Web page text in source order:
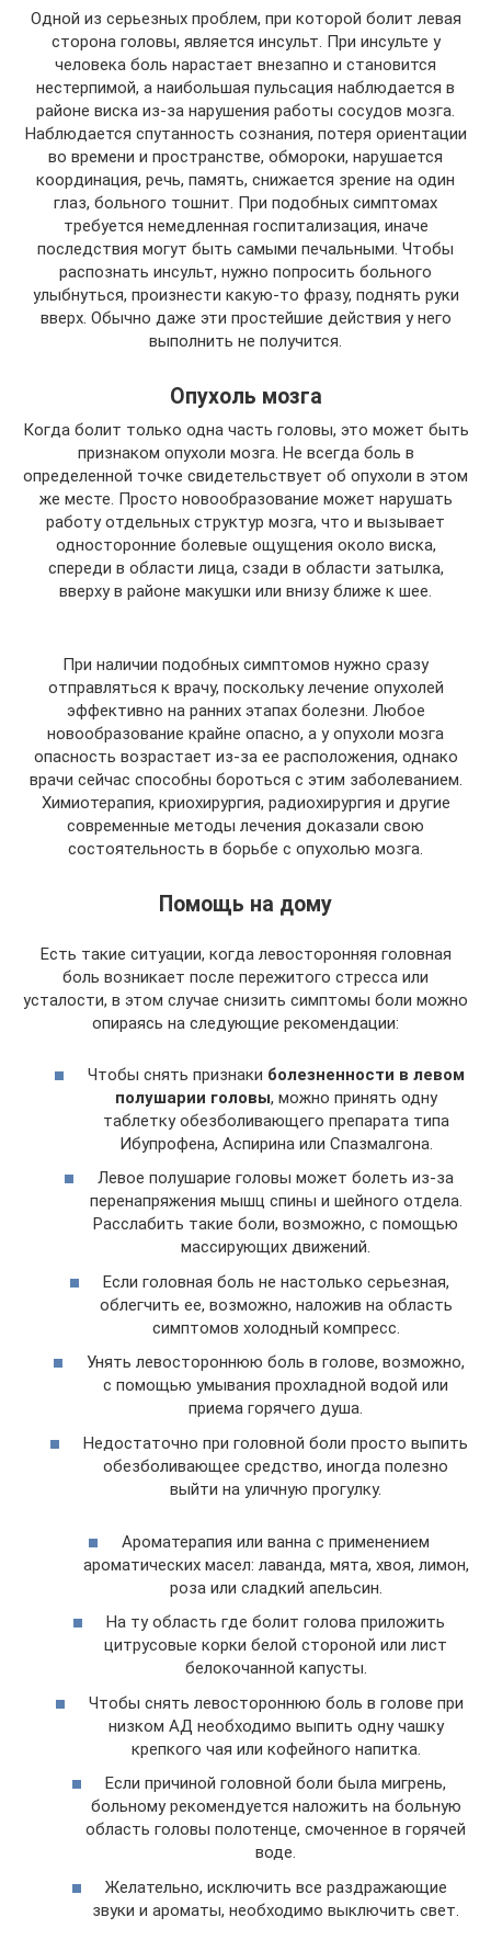
Одной из серьезных проблем, при которой болит левая
сторона головы, является инсульт. При инсульте у
человека боль нарастает внезапно и становится
нестерпимой, а наибольшая пульсация наблюдается в
районе виска из-за нарушения работы сосудов мозга.
Наблюдается спутанность сознания, потеря ориентации
во времени и пространстве, обмороки, нарушается
координация, речь, память, снижается зрение на один
глаз, больного тошнит. При подобных симптомах
требуется немедленная госпитализация, иначе
последствия могут быть самыми печальными. Чтобы
распознать инсульт, нужно попросить больного
улыбнуться, произнести какую-то фразу, поднять руки
вверх. Обычно даже эти простейшие действия у него
выполнить не получится.
Опухоль мозга
Когда болит только одна часть головы, это может быть
признаком опухоли мозга. Не всегда боль в
определенной точке свидетельствует об опухоли в этом
же месте. Просто новообразование может нарушать
работу отдельных структур мозга, что и вызывает
односторонние болевые ощущения около виска,
спереди в области лица, сзади в области затылка,
вверху в районе макушки или внизу ближе к шее.
При наличии подобных симптомов нужно сразу
отправляться к врачу, поскольку лечение опухолей
эффективно на ранних этапах болезни. Любое
новообразование крайне опасно, а у опухоли мозга
опасность возрастает из-за ее расположения, однако
врачи сейчас способны бороться с этим заболеванием.
Химиотерапия, криохирургия, радиохирургия и другие
современные методы лечения доказали свою
состоятельность в борьбе с опухолью мозга.
Помощь на дому
Есть такие ситуации, когда левосторонняя головная
боль возникает после пережитого стресса или
усталости, в этом случае снизить симптомы боли можно
опираясь на следующие рекомендации:
Чтобы снять признаки болезненности в левом
полушарии головы, можно принять одну
таблетку обезболивающего препарата типа
Ибупрофена, Аспирина или Спазмалгона.
Левое полушарие головы может болеть из-за
перенапряжения мышц спины и шейного отдела.
Расслабить такие боли, возможно, с помощью
массирующих движений.
Если головная боль не настолько серьезная,
облегчить ее, возможно, наложив на область
симптомов холодный компресс.
Унять левостороннюю боль в голове, возможно,
с помощью умывания прохладной водой или
приема горячего душа.
Недостаточно при головной боли просто выпить
обезболивающее средство, иногда полезно
выйти на уличную прогулку.
Ароматерапия или ванна с применением
ароматических масел: лаванда, мята, хвоя, лимон,
роза или сладкий апельсин.
На ту область где болит голова приложить
цитрусовые корки белой стороной или лист
белокочанной капусты.
Чтобы снять левостороннюю боль в голове при
низком АД необходимо выпить одну чашку
крепкого чая или кофейного напитка.
Если причиной головной боли была мигрень,
больному рекомендуется наложить на больную
область головы полотенце, смоченное в горячей
воде.
Желательно, исключить все раздражающие
звуки и ароматы, необходимо выключить свет.